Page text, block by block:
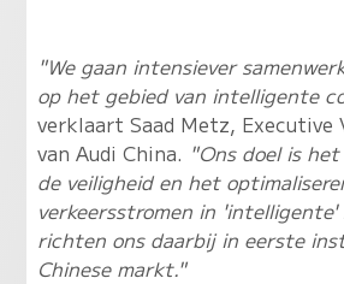
"We gaan intensiever
op het gebied van intelligente
verklaart Saad Metz, Executive
van Audi China. "Ons doel is
de veiligheid en het
verkeersstromen in 'intelligente'
richten ons daarbij in eerste
Chinese markt."